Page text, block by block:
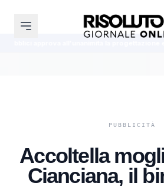
Accoltella
Cianciana, il